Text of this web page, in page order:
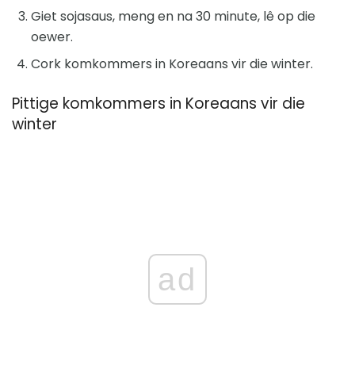
Giet sojasaus, meng en na 30 minute, lê op die
oewer.
Cork komkommers in Koreaans vir die winter.
Pittige komkommers in Koreaans vir die
winter
ad